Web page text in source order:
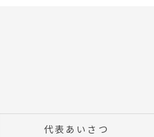
代表あいさつ